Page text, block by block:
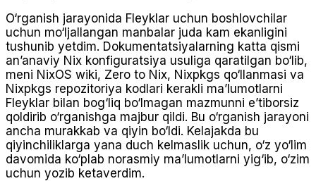
O‘rganish jarayonida Fleyklar uchun boshlovchilar
uchun mo‘ljallangan manbalar juda kam ekanligini
tushunib yetdim. Dokumentatsiyalarning katta qismi
an’anaviy Nix konfiguratsiya usuliga qaratilgan bo‘lib,
meni NixOS wiki, Zero to Nix, Nixpkgs qo‘llanmasi va
Nixpkgs repozitoriya kodlari kerakli ma’lumotlarni
Fleyklar bilan bog‘liq bo‘lmagan mazmunni e’tiborsiz
qoldirib o‘rganishga majbur qildi. Bu o‘rganish jarayoni
ancha murakkab va qiyin bo‘ldi. Kelajakda bu
qiyinchiliklarga yana duch kelmaslik uchun, o‘z yo‘lim
davomida ko‘plab norasmiy ma’lumotlarni yig‘ib, o‘zim
uchun yozib ketaverdim.